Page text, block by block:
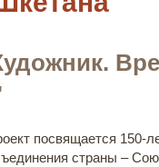
посвящается 150-
страны –